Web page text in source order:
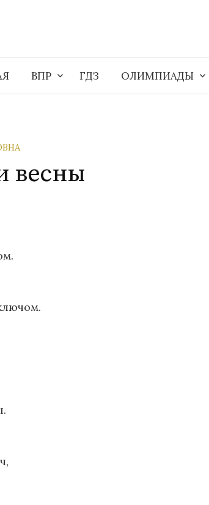
ВПР ГДЗ ОЛИМПИАДЫ
весны